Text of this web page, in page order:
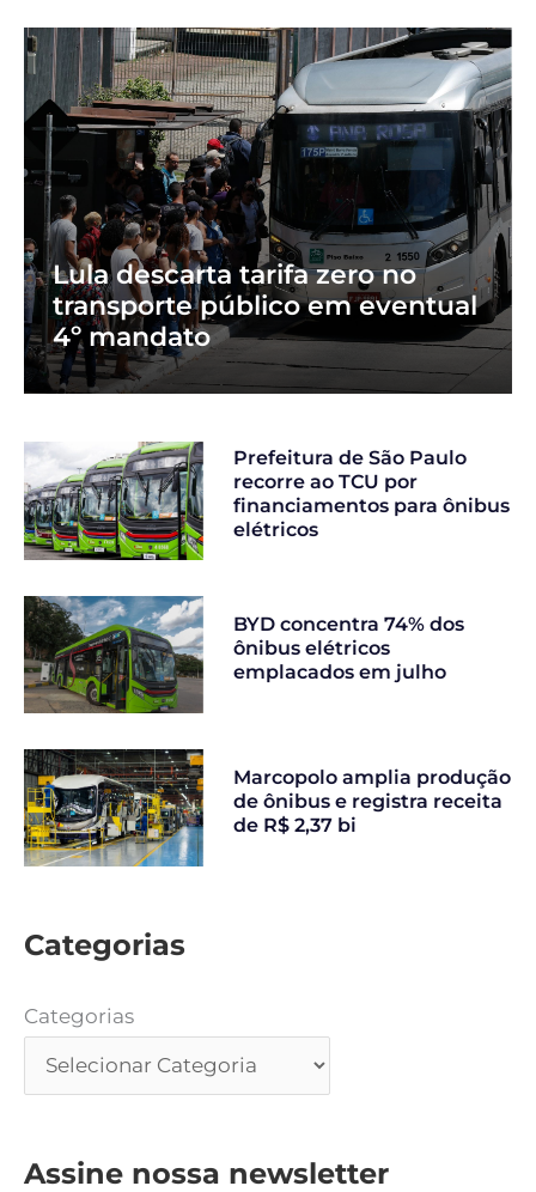
Lula descarta tarifa zero no
transporte público em eventual
4º mandato
Prefeitura de São Paulo
recorre ao TCU por
financiamentos para ônibus
elétricos
BYD concentra 74% dos
ônibus elétricos
emplacados em julho
Marcopolo amplia produção
de ônibus e registra receita
de R$ 2,37 bi
Categorias
Categorias
Assine nossa newsletter